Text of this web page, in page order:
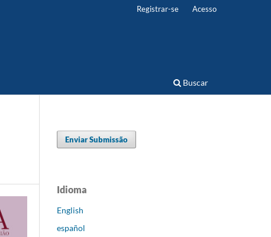
Buscar
Registrar-se Acesso
Enviar Submissão
Idioma
English
español